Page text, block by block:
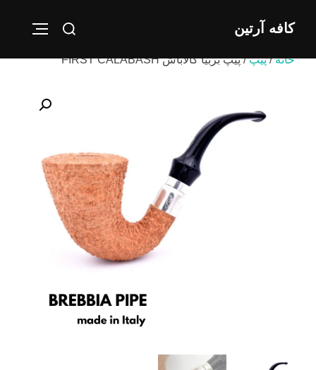
کافه آرتین
Search
خانه/پیپ/ پیپ بربیا کالاباش FIRST CALABASH